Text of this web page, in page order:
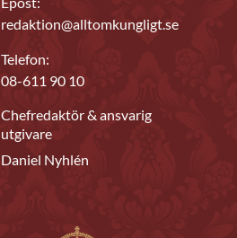
redaktion@alltomkungligt.se
Telefon:
08-611 90 10
Chefredaktör & ansvarig
utgivare
Daniel Nyhlén